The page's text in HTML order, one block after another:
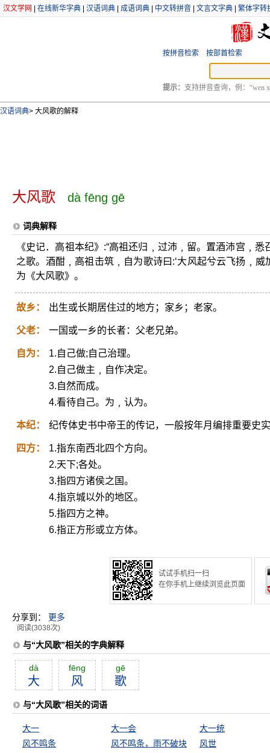
汉文学网 在线新华字典 汉语词典 成语词典 中文转拼音 文言文字典 繁体字转
按拼音检索 按部首检索
提示： 支持拼音查询，例：“wen
汉语词典> 大风歌的解释
大风歌 dà fēng gē
词典解释
《史记．高祖本纪》:“高祖还归﹐过沛﹐留。置酒沛宫﹐
之歌。酒酣﹐高祖击筑﹐自为歌诗曰:‘大风起兮云飞扬﹐
为《大风歌》。
故乡： 出生或长期居住过的地方；家乡；老家。
父老： 一国或一乡的长者：父老兄弟。
自为：
1.自己做;自己治理。
2.自己做主﹐自作决定。
3.自然而成。
4.看待自己。为﹐认为。
本纪： 纪传体史书中帝王的传记，一般按年月编排重要史
四方：
1.指东南西北四个方向。
2.天下;各处。
3.指四方诸侯之国。
4.指京城以外的地区。
5.指四方之神。
6.指正方形或立方体。
试试手机扫一扫
在你手机上继续浏览此页面
分享到： 更多
阅读(3038次)
与“大风歌”相关的字典解释
dà
大
fēng
风
gē
歌
与“大风歌”相关的词语
大一 大一会
大一统
风不鸣条
风不鸣条，雨不破块
风世